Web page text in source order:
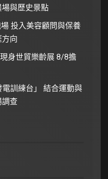
與歷史景點
投入美容顧問與保養
向
身世貿樂齡展 8/8擔
電訓練台」 結合運動與
查